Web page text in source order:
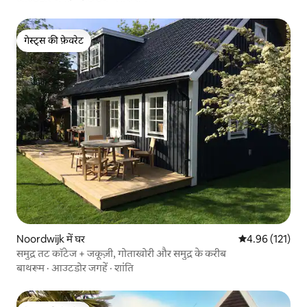
गेस्ट्स की फ़ेवरेट
गेस्ट्स की फ़ेवरेट
Noordwijk में घर औसत रेटिंग 5 में से
4.96 (121)
समुद्र तट कॉटेज + जकूज़ी, गोताखोरी और समुद्र के करीब
बाथरूम· आउटडोर जगहें ·शांति